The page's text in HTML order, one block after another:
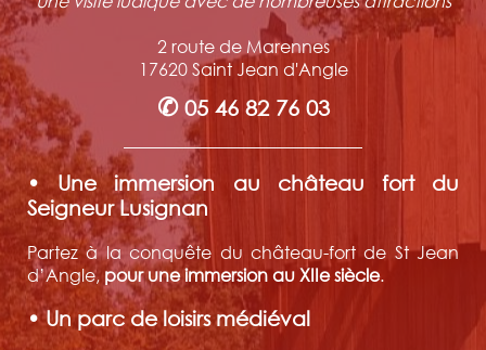
2 route de Marennes
17620 Saint Jean d'Angle
✆ 05 46 82 76 03
• Une immersion au château fort du
Seigneur Lusignan
Partez à la conquête du château-fort de St Jean
d’Angle, pour une immersion au XIIe siècle.
• Un parc de loisirs médiéval